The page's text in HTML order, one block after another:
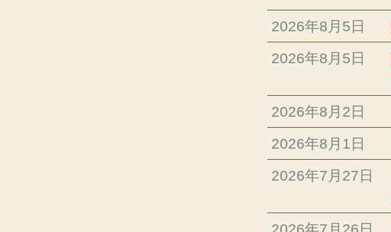
2026年8月5日
2026年8月5日
2026年8月2日
2026年8月1日
2026年7月27日